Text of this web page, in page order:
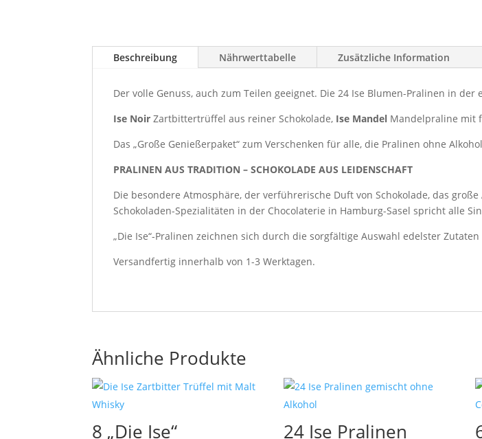
Beschreibung Nährwerttabelle Zusätzliche Information
Der volle Genuss, auch zum Teilen geeignet. Die 24 Ise Blumen-Pralinen in
Ise Noir Zartbittertrüffel aus reiner Schokolade, Ise Mandel Mandelpraline mit
Das „Große Genießerpaket“ zum Verschenken für alle, die Pralinen ohne
PRALINEN AUS TRADITION – SCHOKOLADE AUS LEIDENSCHAFT
Die besondere Atmosphäre, der verführerische Duft von Schokolade, das
Schokoladen-Spezialitäten in der Chocolaterie in Hamburg-Sasel spricht alle
„Die Ise“-Pralinen zeichnen sich durch die sorgfältige Auswahl edelster
Versandfertig innerhalb von 1-3 Werktagen.
Ähnliche Produkte
8 „Die Ise“ 24 Ise Pralinen